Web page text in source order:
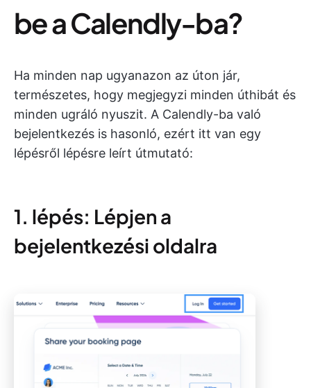
be a Calendly-ba?
Ha minden nap ugyanazon az úton jár,
természetes, hogy megjegyzi minden úthibát és
minden ugráló nyuszit. A Calendly-ba való
bejelentkezés is hasonló, ezért itt van egy
lépésről lépésre leírt útmutató:
1. lépés: Lépjen a
bejelentkezési oldalra